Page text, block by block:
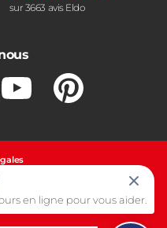
sur 3663 avis Eldo
YoutubePinterest
et cookies
en ligne pour vous aider.